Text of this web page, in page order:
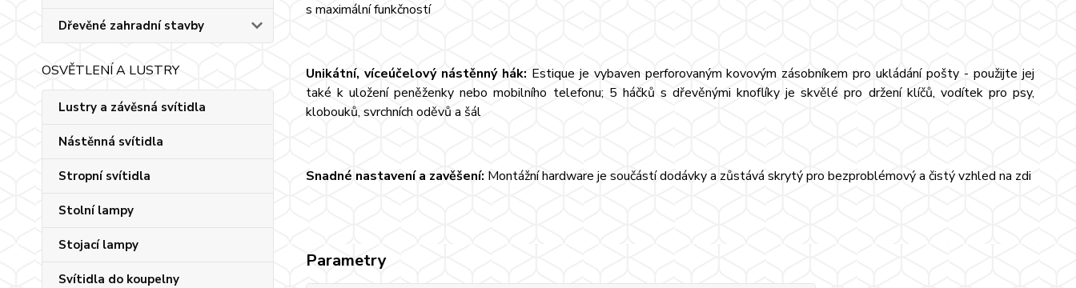
Dřevěné zahradní stavby
OSVĚTLENÍ A LUSTRY
Lustry a závěsná svítidla
Nástěnná svítidla
Stropní svítidla
Stolní lampy
Stojací lampy
Svítidla do koupelny
s maximální funkčností
Unikátní, víceúčelový nástěnný hák: Estique je vybaven perforovaným kovovým zásobníkem pro ukládání pošty - použijte jej
také k uložení peněženky nebo mobilního telefonu; 5 háčků s dřevěnými knoflíky je skvělé pro držení klíčů, vodítek pro psy,
klobouků, svrchních oděvů a šál
Snadné nastavení a zavěšení: Montážní hardware je součástí dodávky a zůstává skrytý pro bezproblémový a čistý vzhled na zdi
Parametry